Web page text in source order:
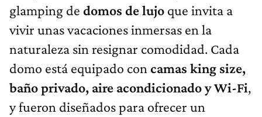
glamping de domos de lujo que invita a
vivir unas vacaciones inmersas en la
naturaleza sin resignar comodidad. Cada
domo está equipado con camas king size,
baño privado, aire acondicionado y Wi-Fi,
y fueron diseñados para ofrecer un